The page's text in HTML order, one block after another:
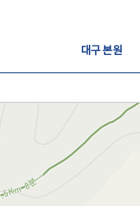
대구 본원